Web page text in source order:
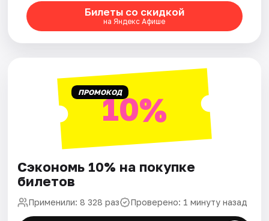
Билеты со скидкой
на Яндекс Афише
ПРОМОКОД10%
Сэкономь 10% на покупке
билетов
Применили: 8 328 раз Проверено: 1 минуту назад